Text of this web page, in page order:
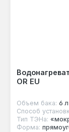
OR EU
Объем бака: 6 л
Способ
Тип ТЭНа:
Форма: